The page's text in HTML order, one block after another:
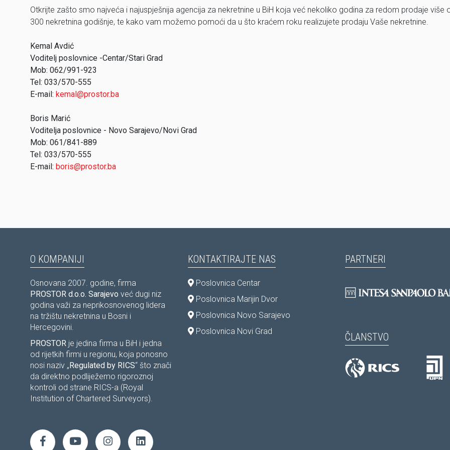
Otkrijte zašto smo najveća i najuspješnija agencija za nekretnine u BiH koja već nekoliko godina za redom prodaje više
300 nekretnina godišnje, te kako vam možemo pomoći da u što kraćem roku realizujete prodaju Vaše nekretnine.
Kemal Avdić
Voditelj poslovnice -Centar/Stari Grad
Mob: 062/991-923
Tel: 033/570-555
E-mail: kemal@prostor.ba
Boris Marić
Voditelja poslovnice - Novo Sarajevo/Novi Grad
Mob: 061/841-889
Tel: 033/570-555
E-mail: boris@prostor.ba
O KOMPANIJI
Osnovana 2007. godine, firma
PROSTOR d.o.o. Sarajevo već dugi niz
godina važi za neprikosnovenog lidera
na tržištu nekretnina u Bosni i
Hercegovini.
PROSTOR je jedina firma u BiH i jedna
od rijetkih firmi u regionu, koja ponosno
nosi naziv „Regulated by RICS“ što znači
da direktno podliježemo rigoroznoj
kontroli od strane RICS-a (Royal
Institution of Chartered Surveyors).
KONTAKTIRAJTE NAS
Poslovnica Centar
Poslovnica Marijin Dvor
Poslovnica Novo Sarajevo
Poslovnica Novi Grad
PARTNERI
ČLANSTVO